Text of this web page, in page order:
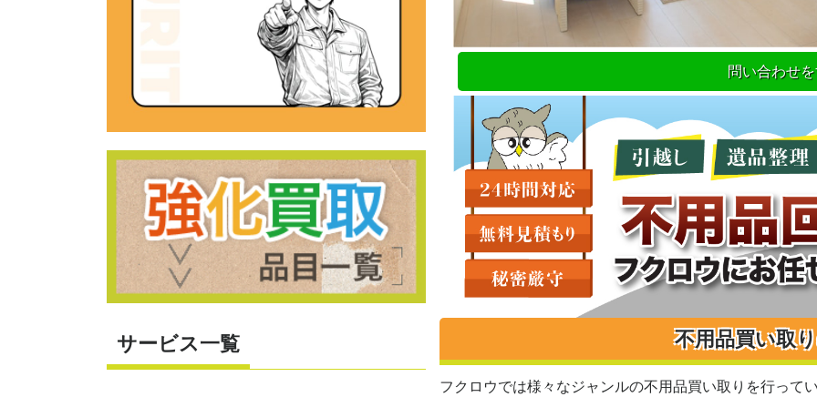
サービス一覧
問い合わせ
不用品買い取
フクロウでは様々なジャンルの不用品買い取りを行って